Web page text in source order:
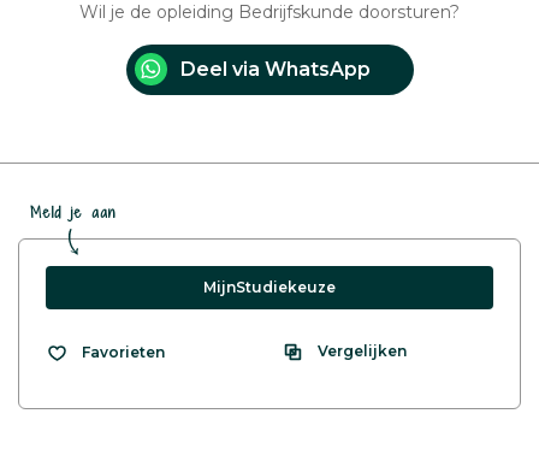
Wil je de opleiding Bedrijfskunde doorsturen?
Deel via WhatsApp
Meld je aan
MijnStudiekeuze
Favorieten Vergelijken